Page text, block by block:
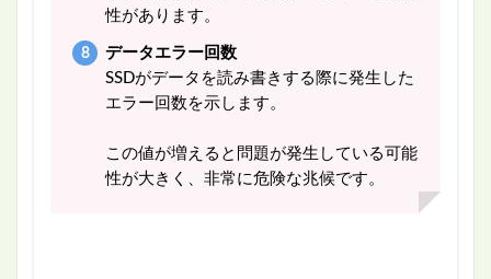
性があります。
データエラー回数
SSDがデータを読み書きする際に発生した
エラー回数を示します。
この値が増えると問題が発生している可能
性が大きく、非常に危険な兆候です。